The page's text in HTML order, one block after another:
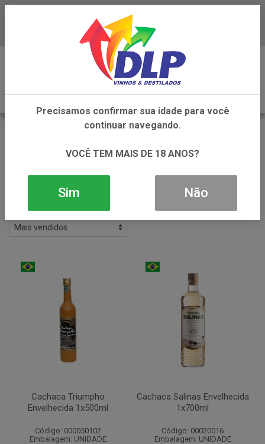
Baixe já o APP da DLP Vinhos
DESTILADOS CACHACA
157 produtos ordenados por:
Cachaca Triumpho
Envelhecida 1x500ml
Código: 000050102
Embalagem: UNIDADE
Cachaca Salinas Envelhecida
1x700ml
Código: 00020016
Embalagem: UNIDADE
Precisamos confirmar sua idade para você
continuar navegando.
VOCÊ TEM MAIS DE 18 ANOS?
Sim Não